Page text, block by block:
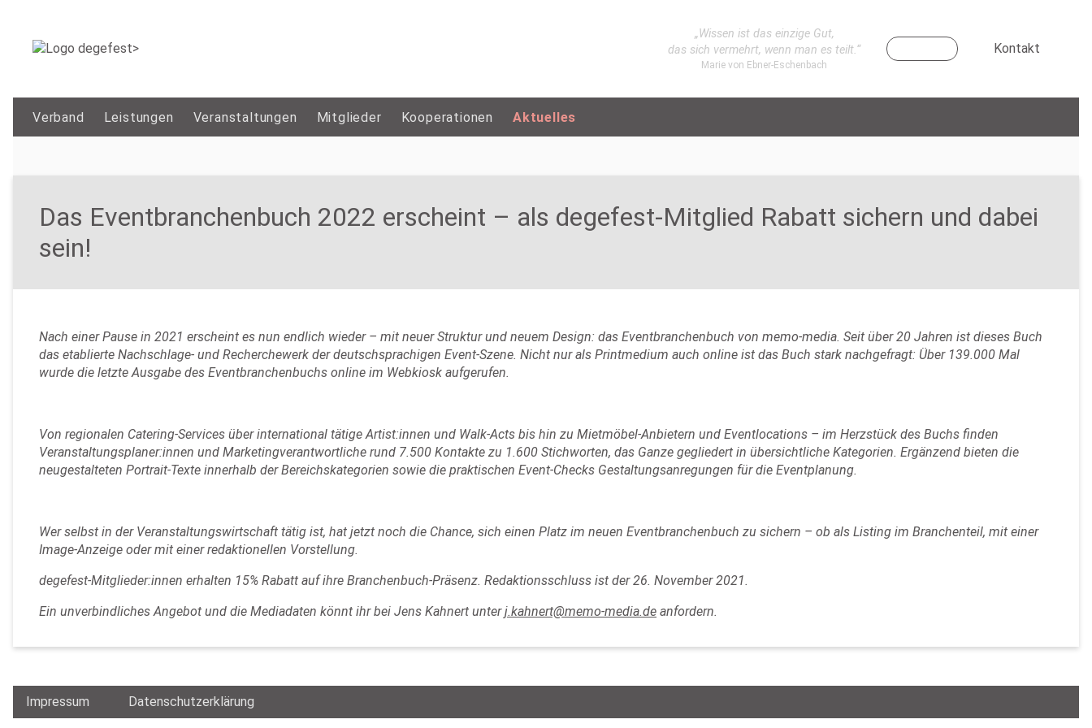
„Wissen ist das einzige Gut,
das sich vermehrt, wenn man es teilt.“
Marie von Ebner-Eschenbach
Kontakt
Verband Leistungen Veranstaltungen Mitglieder Kooperationen Aktuelles
Das Eventbranchenbuch 2022 erscheint – als degefest-Mitglied Rabatt sichern und dabei
sein!
Nach einer Pause in 2021 erscheint es nun endlich wieder – mit neuer Struktur und neuem Design: das Eventbranchenbuch von memo-media. Seit über 20 Jahren ist dieses Buch
das etablierte Nachschlage- und Recherchewerk der deutschsprachigen Event-Szene. Nicht nur als Printmedium auch online ist das Buch stark nachgefragt: Über 139.000 Mal
wurde die letzte Ausgabe des Eventbranchenbuchs online im Webkiosk aufgerufen.
Von regionalen Catering-Services über international tätige Artist:innen und Walk-Acts bis hin zu Mietmöbel-Anbietern und Eventlocations – im Herzstück des Buchs finden
Veranstaltungsplaner:innen und Marketingverantwortliche rund 7.500 Kontakte zu 1.600 Stichworten, das Ganze gegliedert in übersichtliche Kategorien. Ergänzend bieten die
neugestalteten Portrait-Texte innerhalb der Bereichskategorien sowie die praktischen Event-Checks Gestaltungsanregungen für die Eventplanung.
Wer selbst in der Veranstaltungswirtschaft tätig ist, hat jetzt noch die Chance, sich einen Platz im neuen Eventbranchenbuch zu sichern – ob als Listing im Branchenteil, mit einer
Image-Anzeige oder mit einer redaktionellen Vorstellung.
degefest-Mitglieder:innen erhalten 15% Rabatt auf ihre Branchenbuch-Präsenz. Redaktionsschluss ist der 26. November 2021.
Ein unverbindliches Angebot und die Mediadaten könnt ihr bei Jens Kahnert unterj.kahnert@memo-media.de anfordern.
Impressum Datenschutzerklärung